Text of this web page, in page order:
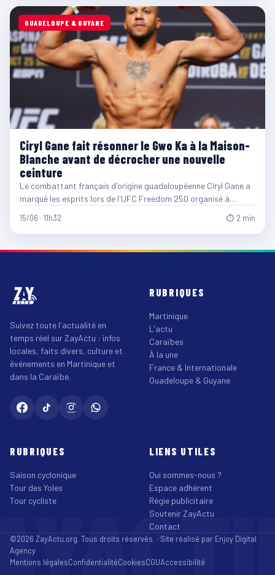
GUADELOUPE & GUYANE
Ciryl Gane fait résonner le Gwo Ka à la Maison-
Blanche avant de décrocher une nouvelle
ceinture
Le combattant français d'origine guadeloupéenne Ciryl Gane a
marqué les esprits lors de l'UFC Freedom 250 organisé à…
15/06 · 11h32 ⏱ 2 min
Suivez toute l'actualité en
temps réel sur ZayActu : infos
locales, faits divers, culture et
événements en Martinique et
dans la Caraïbe.
RUBRIQUES
Martinique
L'actu
Caraïbes
À la une
France & Internationale
Guadeloupe & Guyane
RUBRIQUES
Saison cyclonique
Tour des Yoles
Tour cycliste
LIENS UTILES
Qui sommes-nous ?
Espace adhérent
Régie publicitaire
Soutenir ZayActu
Contact
©2026 ZayActu.org. Tous droits réservés. · Site réalisé par Enjoy Digital
Agency
Mentions légalesConfidentialitéCookiesCGUAccessibilité